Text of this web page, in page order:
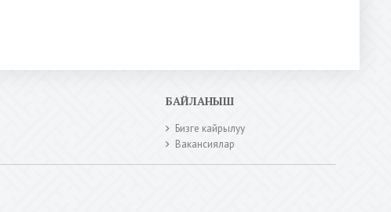
БАЙЛАНЫШ
Бизге кайрылуу
Вакансиялар